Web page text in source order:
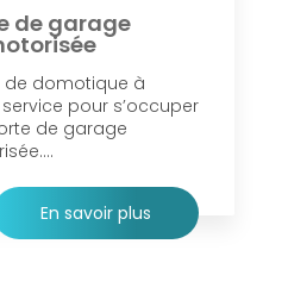
de garage
de domotique à
pour s’occuper
de garage
En savoir plus